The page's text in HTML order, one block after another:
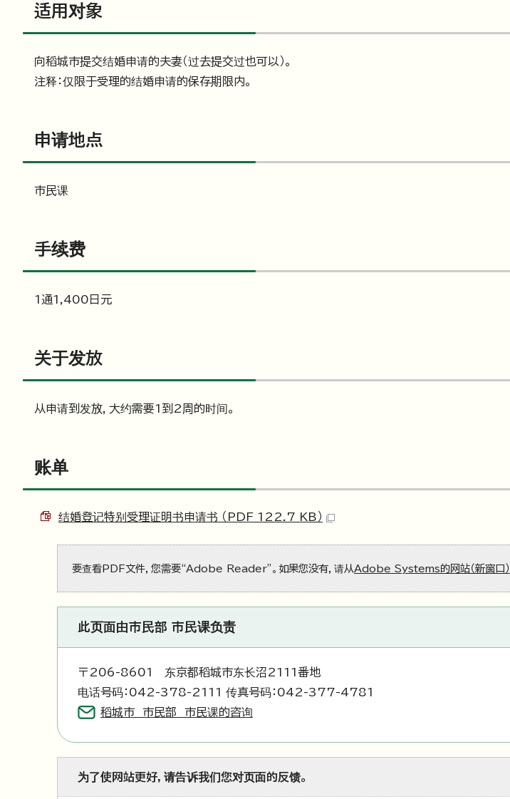
适用对象
向稻城市提交结婚申请的夫妻（过去提交过也可以）。
注释：仅限于受理的结婚申请的保存期限内。
申请地点
市民课
手续费
1通1,400日元
关于发放
从申请到发放，大约需要1到2周的时间。
账单
结婚登记特别受理证明书申请书 （PDF 122.7 KB）
要查看PDF文件，您需要“Adobe Reader”。如果您没有，请从Adobe Systems的网站（新窗口）
此页面由市民部 市民课负责
〒206-8601 东京都稻城市东长沼2111番地
电话号码：042-378-2111 传真号码：042-377-4781
稻城市 市民部 市民课的咨询
为了使网站更好，请告诉我们您对页面的反馈。